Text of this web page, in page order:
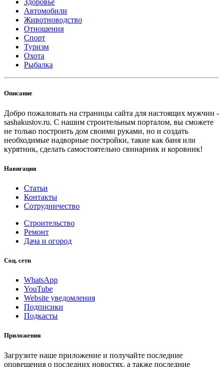
Здоровье
Автомобили
Животноводство
Отношения
Спорт
Туризм
Охота
Рыбалка
Описание
Добро пожаловать на страницы сайта для настоящих мужчин -
sashakustov.ru. С нашим строительным порталом, вы сможете
не только построить дом своими руками, но и создать
необходимые надворные постройки, такие как баня или
курятник, сделать самостоятельно свинарник и коровник!
Навигация
Статьи
Контакты
Сотрудничество
Строительство
Ремонт
Дача и огород
Соц. сети
WhatsApp
YouTube
Website уведомления
Подписики
Подкасты
Приложения
Загрузите наше приложение и получайте последние
оповещения о последних новостях, а также последние